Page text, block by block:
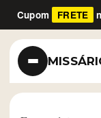
Cupom FRETE